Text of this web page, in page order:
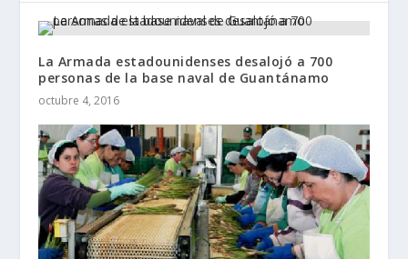
La Armada estadounidenses desalojó a 700
personas de la base naval de Guantánamo
octubre 4, 2016